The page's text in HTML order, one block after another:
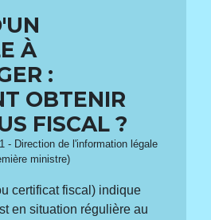
À
:
OBTENIR
FISCAL ?
- Direction de l'information légale
ministre)
certificat fiscal) indique
en situation régulière au